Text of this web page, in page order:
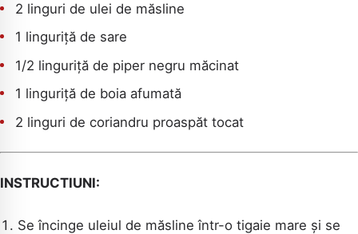
2 linguri de ulei de măsline
1 linguriță de sare
1/2 linguriță de piper negru măcinat
1 linguriță de boia afumată
2 linguri de coriandru proaspăt tocat
INSTRUCTIUNI:
Se încinge uleiul de măsline într-o tigaie mare și se